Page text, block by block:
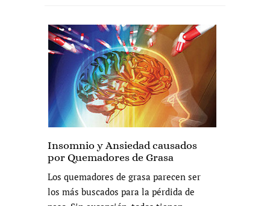
Insomnio y Ansiedad causados
por Quemadores de Grasa
Los quemadores de grasa parecen ser
los más buscados para la pérdida de